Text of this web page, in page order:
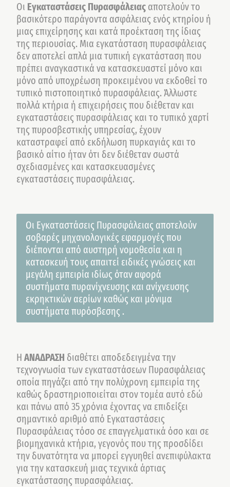
Οι Εγκαταστάσεις Πυρασφάλειας αποτελούν το
βασικότερο παράγοντα ασφάλειας ενός κτηρίου ή
μιας επιχείρησης και κατά προέκταση της ίδιας
της περιουσίας. Μια εγκατάσταση πυρασφάλειας
δεν αποτελεί απλά μια τυπική εγκατάσταση που
πρέπει αναγκαστικά να κατασκευαστεί μόνο και
μόνο από υποχρέωση προκειμένου να εκδοθεί το
τυπικό πιστοποιητικό πυρασφάλειας. Άλλωστε
πολλά κτήρια ή επιχειρήσεις που διέθεταν και
εγκαταστάσεις πυρασφάλειας και το τυπικό χαρτί
της πυροσβεστικής υπηρεσίας, έχουν
καταστραφεί από εκδήλωση πυρκαγιάς και το
βασικό αίτιο ήταν ότι δεν διέθεταν σωστά
σχεδιασμένες και κατασκευασμένες
εγκαταστάσεις πυρασφάλειας.
Οι Εγκαταστάσεις Πυρασφάλειας αποτελούν
σοβαρές μηχανολογικές εφαρμογές που
διέπονται από αυστηρή νομοθεσία και η
κατασκευή τους απαιτεί ειδικές γνώσεις και
μεγάλη εμπειρία ιδίως όταν αφορά
συστήματα πυρανίχνευσης και ανίχνευσης
εκρηκτικών αερίων καθώς και μόνιμα
συστήματα πυρόσβεσης .
Η ΑΝΑΔΡΑΣΗ διαθέτει αποδεδειγμένα την
τεχνογνωσία των εγκαταστάσεων Πυρασφάλειας
οποία πηγάζει από την πολύχρονη εμπειρία της
καθώς δραστηριοποιείται στον τομέα αυτό εδώ
και πάνω από 35 χρόνια έχοντας να επιδείξει
σημαντικό αριθμό από Εγκαταστάσεις
Πυρασφάλειας τόσο σε επαγγελματικά όσο και σε
βιομηχανικά κτήρια, γεγονός που της προσδίδει
την δυνατότητα να μπορεί εγγυηθεί ανεπιφύλακτα
για την κατασκευή μιας τεχνικά άρτιας
εγκατάστασης πυρασφάλειας.